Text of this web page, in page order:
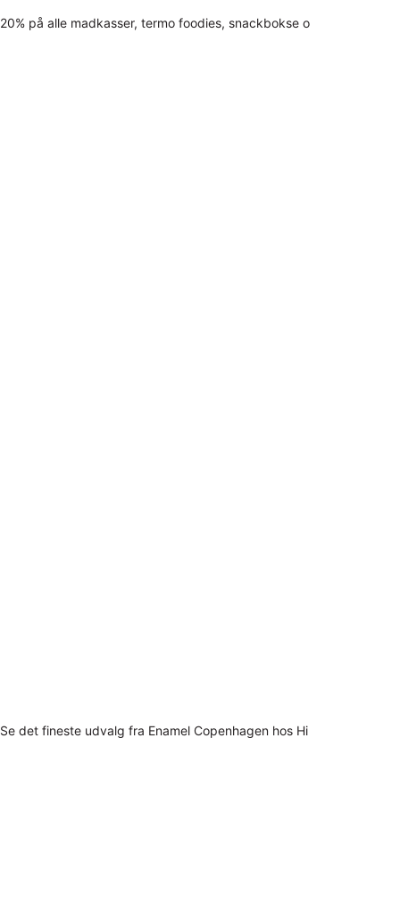
20% på alle madkasser, termo foodies, snackbokse o
Se det fineste udvalg fra Enamel Copenhagen hos Hi